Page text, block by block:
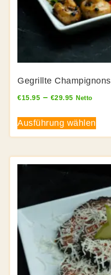
Gegrillte Champignons
€15.95 – €29.95 Netto
Ausführung wählen